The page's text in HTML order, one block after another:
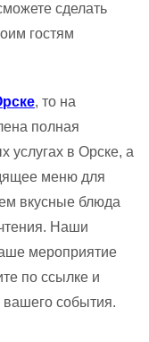
сделать
гостям
, то на
полная
услугах в Орске, а
меню для
вкусные блюда
Наши
мероприятие
по ссылке и
события.